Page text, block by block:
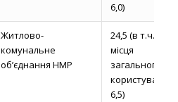
6,0)
Житлово-
комунальне
об’єднання НМР
24,5 (в т.ч.
місця
загального
користування
6,5)